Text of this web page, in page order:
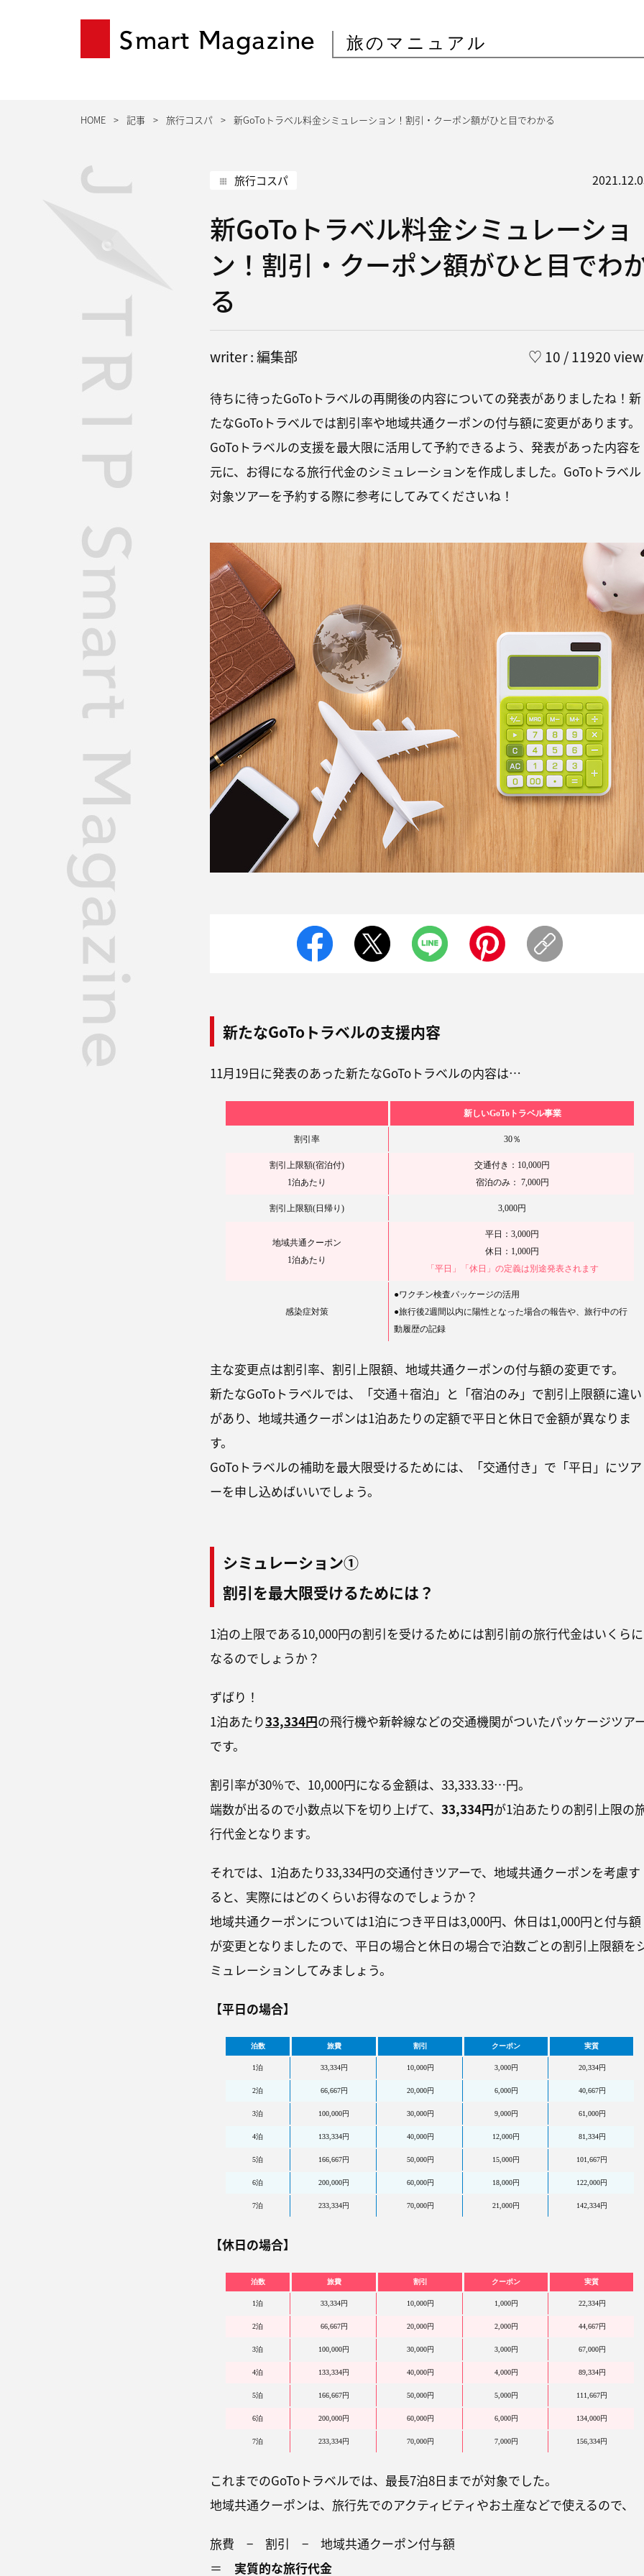
Smart Magazine 旅のマニュアル
HOME 記事 旅行コスパ 新GoToトラベル料金シミュレーション！割引・クーポン額がひと目でわかる
旅行コスパ
新GoToトラベル料金シミュレーショ
ン！割引・クーポン額がひと目でわ
る
writer : 編集部 ♡ 10 / 11920
待ちに待ったGoToトラベルの再開後の内容についての発表がありましたね！新
たなGoToトラベルでは割引率や地域共通クーポンの付与額に変更があります。
GoToトラベルの支援を最大限に活用して予約できるよう、発表があった内容を
元に、お得になる旅行代金のシミュレーションを作成しました。GoToトラベル
対象ツアーを予約する際に参考にしてみてくださいね！
新たなGoToトラベルの支援内容
11月19日に発表のあった新たなGoToトラベルの内容は…
新しいGoToトラベル事業
割引率 30％
割引上限額(宿泊付)
1泊あたり
交通付き：10,000円
宿泊のみ： 7,000円
割引上限額(日帰り) 3,000円
地域共通クーポン
1泊あたり
平日：3,000円
休日：1,000円
「平日」「休日」の定義は別途発表されます
感染症対策
●ワクチン検査パッケージの活用
●旅行後2週間以内に陽性となった場合の報告や、旅行中の行
動履歴の記録
主な変更点は割引率、割引上限額、地域共通クーポンの付与額の変更です。
新たなGoToトラベルでは、「交通＋宿泊」と「宿泊のみ」で割引上限額に違い
があり、地域共通クーポンは1泊あたりの定額で平日と休日で金額が異なりま
す。
GoToトラベルの補助を最大限受けるためには、「交通付き」で「平日」にツア
ーを申し込めばいいでしょう。
シミュレーション①
割引を最大限受けるためには？
1泊の上限である10,000円の割引を受けるためには割引前の旅行代金はいくらに
なるのでしょうか？
ずばり！
1泊あたり33,334円の飛行機や新幹線などの交通機関がついたパッケージツア
です。
割引率が30％で、10,000円になる金額は、33,333.33…円。
端数が出るので小数点以下を切り上げて、 33,334円が1泊あたりの割引上限の
行代金となります。
それでは、1泊あたり33,334円の交通付きツアーで、地域共通クーポンを考慮す
ると、実際にはどのくらいお得なのでしょうか？
地域共通クーポンについては1泊につき平日は3,000円、休日は1,000円と付与額
が変更となりましたので、平日の場合と休日の場合で泊数ごとの割引上限額を
ミュレーションしてみましょう。
【平日の場合】
泊数 旅費 割引 クーポン 実質
1泊 33,334円 10,000円 3,000円 20,334円
2泊 66,667円 20,000円 6,000円 40,667円
3泊 100,000円 30,000円 9,000円 61,000円
4泊 133,334円 40,000円 12,000円 81,334円
5泊 166,667円 50,000円 15,000円 101,667円
6泊 200,000円 60,000円 18,000円 122,000円
7泊 233,334円 70,000円 21,000円 142,334円
【休日の場合】
泊数 旅費 割引 クーポン 実質
1泊 33,334円 10,000円 1,000円 22,334円
2泊 66,667円 20,000円 2,000円 44,667円
3泊 100,000円 30,000円 3,000円 67,000円
4泊 133,334円 40,000円 4,000円 89,334円
5泊 166,667円 50,000円 5,000円 111,667円
6泊 200,000円 60,000円 6,000円 134,000円
7泊 233,334円 70,000円 7,000円 156,334円
これまでのGoToトラベルでは、最長7泊8日までが対象でした。
地域共通クーポンは、旅行先でのアクティビティやお土産などで使えるので、
旅費 − 割引 − 地域共通クーポン付与額
＝ 実質的な旅行代金